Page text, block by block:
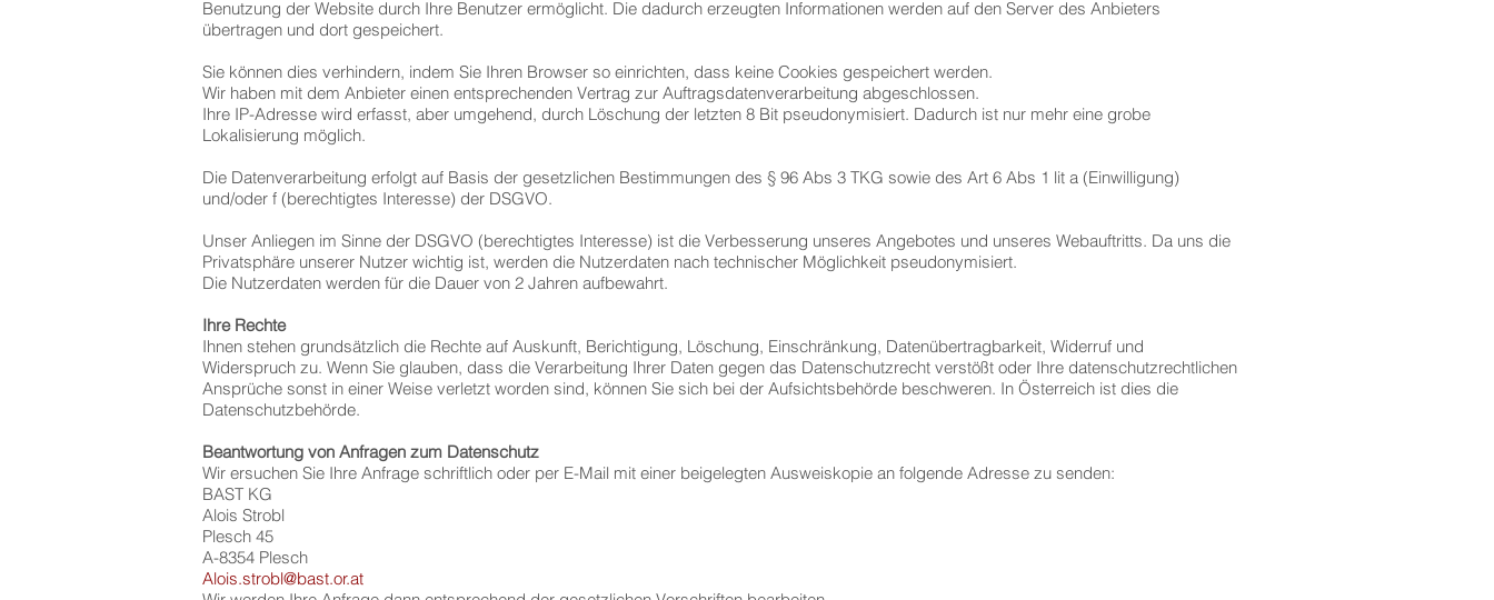
Benutzung der Website durch Ihre Benutzer ermöglicht. Die dadurch erzeugten Informationen werden auf den Server des Anbieters
übertragen und dort gespeichert.
Sie können dies verhindern, indem Sie Ihren Browser so einrichten, dass keine Cookies gespeichert werden.
Wir haben mit dem Anbieter einen entsprechenden Vertrag zur Auftragsdatenverarbeitung abgeschlossen.
Ihre IP-Adresse wird erfasst, aber umgehend, durch Löschung der letzten 8 Bit pseudonymisiert. Dadurch ist nur mehr eine grobe
Lokalisierung möglich.
Die Datenverarbeitung erfolgt auf Basis der gesetzlichen Bestimmungen des § 96 Abs 3 TKG sowie des Art 6 Abs 1 lit a (Einwilligung)
und/oder f (berechtigtes Interesse) der DSGVO.
Unser Anliegen im Sinne der DSGVO (berechtigtes Interesse) ist die Verbesserung unseres Angebotes und unseres Webauftritts. Da uns die
Privatsphäre unserer Nutzer wichtig ist, werden die Nutzerdaten nach technischer Möglichkeit pseudonymisiert.
Die Nutzerdaten werden für die Dauer von 2 Jahren aufbewahrt.
Ihre Rechte
Ihnen stehen grundsätzlich die Rechte auf Auskunft, Berichtigung, Löschung, Einschränkung, Datenübertragbarkeit, Widerruf und
Widerspruch zu. Wenn Sie glauben, dass die Verarbeitung Ihrer Daten gegen das Datenschutzrecht verstößt oder Ihre datenschutzrechtlichen
Ansprüche sonst in einer Weise verletzt worden sind, können Sie sich bei der Aufsichtsbehörde beschweren. In Österreich ist dies die
Datenschutzbehörde.
Beantwortung von Anfragen zum Datenschutz
Wir ersuchen Sie Ihre Anfrage schriftlich oder per E-Mail mit einer beigelegten Ausweiskopie an folgende Adresse zu senden:
BAST KG
Alois Strobl
Plesch 45
A-8354 Plesch
Alois.strobl@bast.or.at